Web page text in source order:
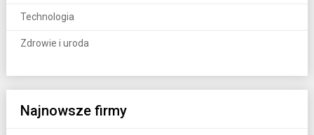
Technologia
Zdrowie i uroda
Najnowsze firmy